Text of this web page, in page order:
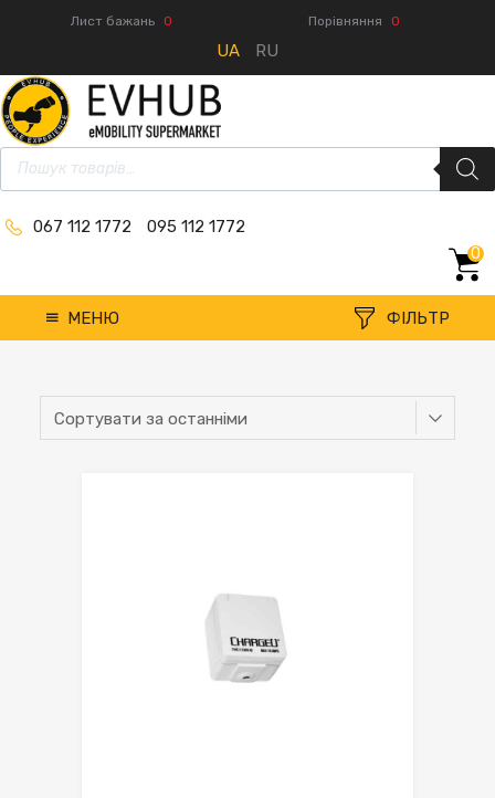
Лист бажань 0 Порівняння 0
UA RU
067 112 1772 095 112 1772
0
МЕНЮ ФІЛЬТР
Категорії товарів: Розетки і роз'єми